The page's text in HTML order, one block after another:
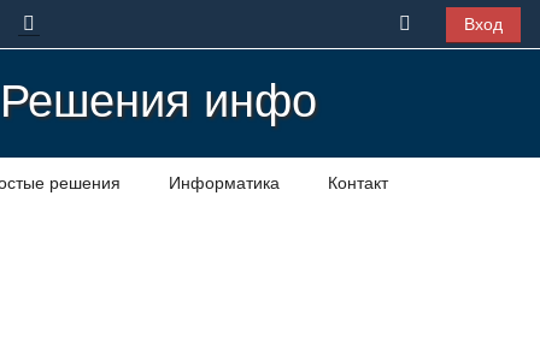
Боковая панель
Изменить
Вход
Решения инфо
решения Информатика Контакт